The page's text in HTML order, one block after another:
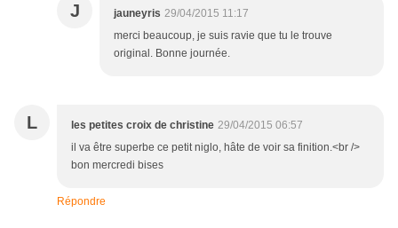
J jauneyris 29/04/2015 11:17
merci beaucoup, je suis ravie que tu le trouve
original. Bonne journée.
L les petites croix de christine 29/04/2015 06:57
il va être superbe ce petit niglo, hâte de voir sa finition.<br />
bon mercredi bises
Répondre